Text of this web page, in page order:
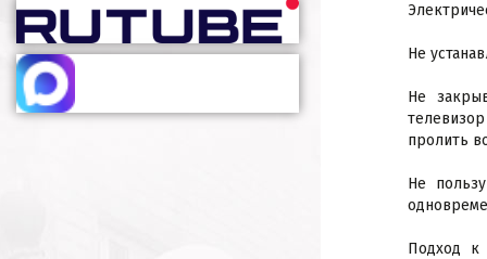
Не
Не
пролить
Не
Подход к